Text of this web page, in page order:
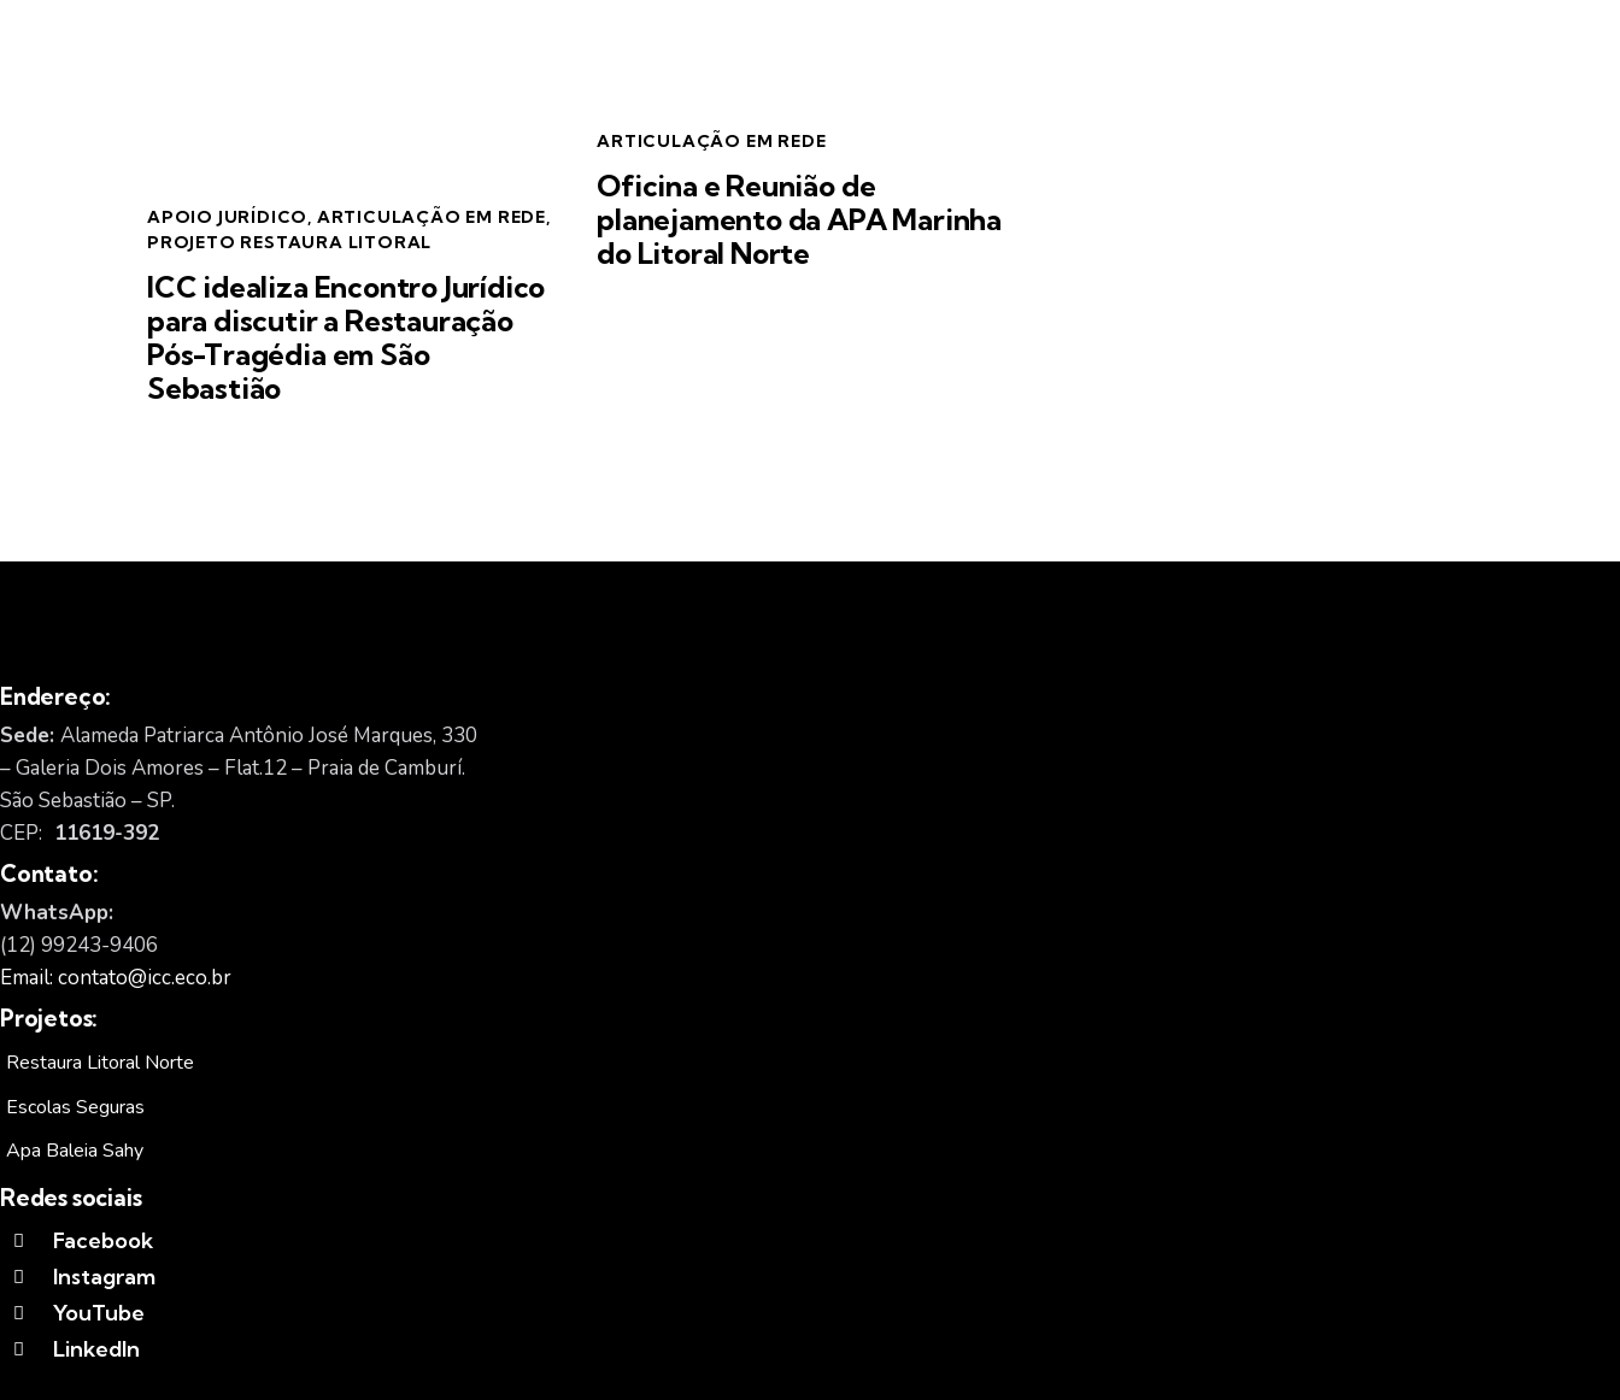
APOIO JURÍDICO, ARTICULAÇÃO EM REDE,
PROJETO RESTAURA LITORAL
ICC idealiza Encontro Jurídico
para discutir a Restauração
Pós-Tragédia em São
Sebastião
ARTICULAÇÃO EM REDE
Oficina e Reunião de
planejamento da APA Marinha
do Litoral Norte
Endereço:
Sede: Alameda Patriarca Antônio José Marques, 330
– Galeria Dois Amores – Flat.12 – Praia de Camburí.
São Sebastião – SP.
CEP: 11619-392
Contato:
WhatsApp:
(12) 99243-9406
Email: contato@icc.eco.br
Projetos:
Restaura Litoral Norte
Escolas Seguras
Apa Baleia Sahy
Redes sociais
Facebook
Instagram
YouTube
LinkedIn